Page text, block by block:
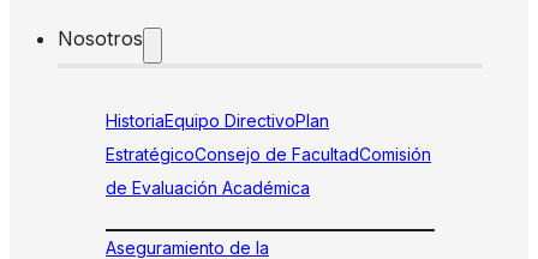
Nosotros
HistoriaEquipo DirectivoPlan
EstratégicoConsejo de FacultadComisión
de Evaluación Académica
Aseguramiento de la